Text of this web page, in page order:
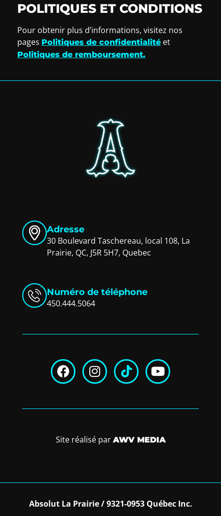
POLITIQUES ET CONDITIONS
Pour obtenir plus d’informations, visitez nos
pages Politiques de confidentialité et
Politiques de remboursement.
Adresse
30 Boulevard Taschereau, local 108, La
Prairie, QC, J5R 5H7, Quebec
Numéro de téléphone
450.444.5064
Site réalisé par AWV MEDIA
Absolut La Prairie / 9321-0953 Québec Inc.